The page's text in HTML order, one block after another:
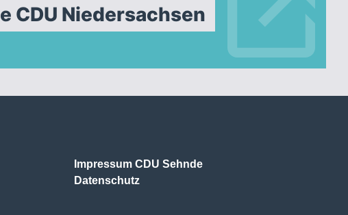
CDU Niedersachsen
Impressum CDU Sehnde
Datenschutz